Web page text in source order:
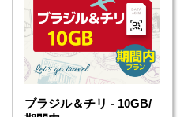
ブラジル＆チリ - 10GB/